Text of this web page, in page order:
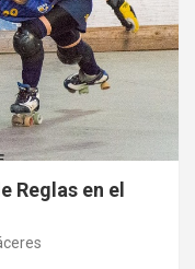
Reglas en el